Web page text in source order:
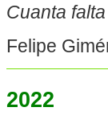
Cuanta
Felipe
2022